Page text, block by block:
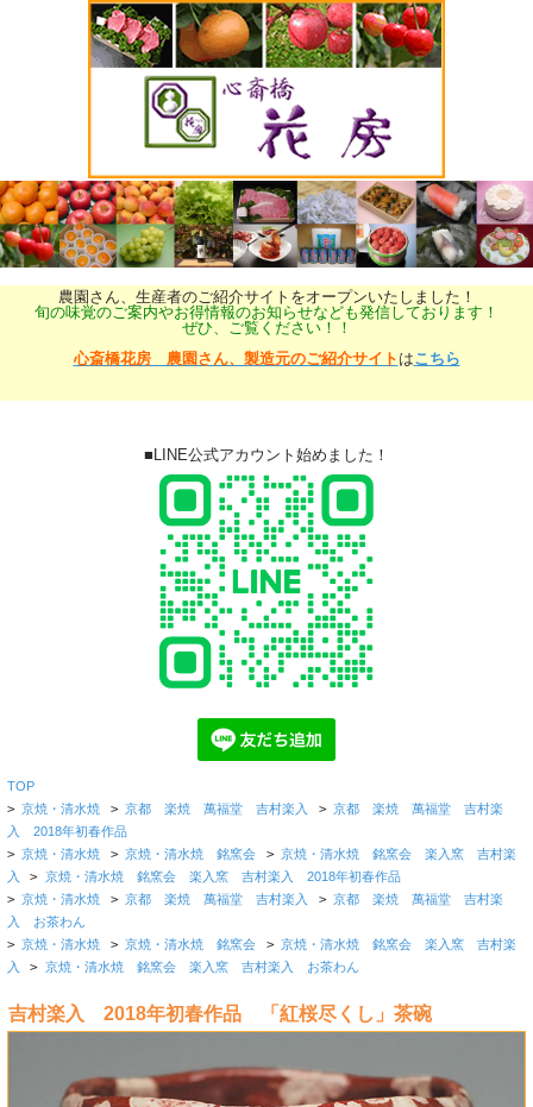
農園さん、生産者のご紹介サイトをオープンいたしました！
旬の味覚のご案内やお得情報のお知らせなども発信しております！
ぜひ、ご覧ください！！
心斎橋花房 農園さん、製造元のご紹介サイト はこちら
■LINE公式アカウント始めました！
TOP
> 京焼・清水焼 > 京都 楽焼 萬福堂 吉村楽入 > 京都 楽焼 萬福堂 吉村楽
入 2018年初春作品
> 京焼・清水焼 > 京焼・清水焼 銘窯会 > 京焼・清水焼 銘窯会 楽入窯 吉村楽
入
> 京焼・清水焼 銘窯会 楽入窯 吉村楽入 2018年初春作品
> 京焼・清水焼 > 京都 楽焼 萬福堂 吉村楽入 > 京都 楽焼 萬福堂 吉村楽
入 お茶わん
> 京焼・清水焼 > 京焼・清水焼 銘窯会 > 京焼・清水焼 銘窯会 楽入窯 吉村楽
入
> 京焼・清水焼 銘窯会 楽入窯 吉村楽入 お茶わん
吉村楽入 2018年初春作品 「紅桜尽くし」茶碗